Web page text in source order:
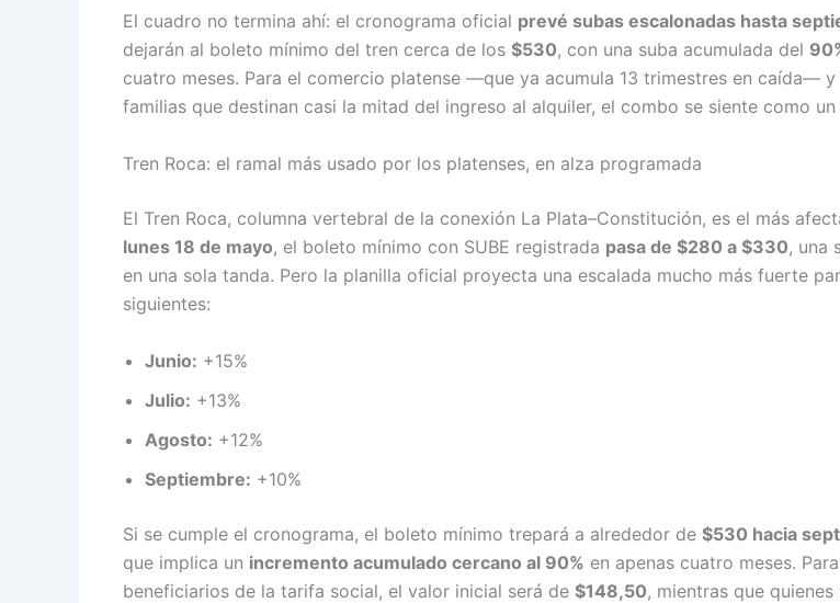
El cuadro no termina ahí: el cronograma oficial prevé subas escalonadas hasta
dejarán al boleto mínimo del tren cerca de los $530, con una suba acumulada del
cuatro meses. Para el comercio platense —que ya acumula 13 trimestres en caída— y
familias que destinan casi la mitad del ingreso al alquiler, el combo se siente como
Tren Roca: el ramal más usado por los platenses, en alza programada
El Tren Roca, columna vertebral de la conexión La Plata–Constitución, es el más
lunes 18 de mayo, el boleto mínimo con SUBE registrada pasa de $280 a $330, una
en una sola tanda. Pero la planilla oficial proyecta una escalada mucho más fuerte
siguientes:
Junio: +15%
Julio: +13%
Agosto: +12%
Septiembre: +10%
Si se cumple el cronograma, el boleto mínimo trepará a alrededor de $530 hacia
que implica un incremento acumulado cercano al 90% en apenas cuatro meses.
beneficiarios de la tarifa social, el valor inicial será de $148,50, mientras que